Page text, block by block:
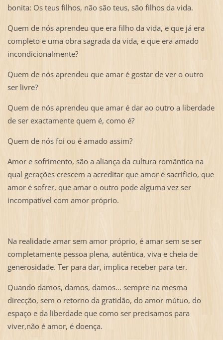
bonita: Os teus filhos, não são teus, são filhos da vida.
Quem de nós aprendeu que era filho da vida, e que já era
completo e uma obra sagrada da vida, e que era amado
incondicionalmente?
Quem de nós aprendeu que amar é gostar de ver o outro
ser livre?
Quem de nós aprendeu que amar é dar ao outro a liberdade
de ser exactamente quem é, como é?
Quem de nós foi ou é amado assim?
Amor e sofrimento, são a aliança da cultura romântica na
qual gerações crescem a acreditar que amor é sacrifício, que
amor é sofrer, que amar o outro pode alguma vez ser
incompatível com amor próprio.
Na realidade amar sem amor próprio, é amar sem se ser
completamente pessoa plena, autêntica, viva e cheia de
generosidade. Ter para dar, implica receber para ter.
Quando damos, damos, damos... sempre na mesma
direcção, sem o retorno da gratidão, do amor mútuo, do
espaço e da liberdade que como ser precisamos para
viver,não é amor, é doença.